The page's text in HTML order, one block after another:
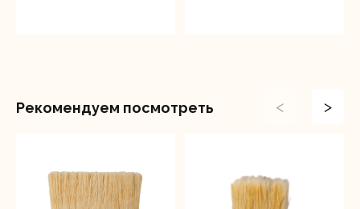
Рекомендуем посмотреть < >